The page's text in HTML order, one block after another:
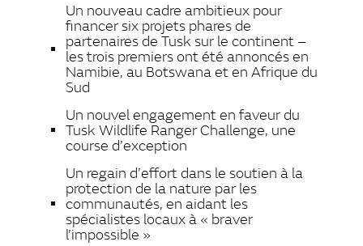
Un nouveau cadre ambitieux pour
financer six projets phares de
partenaires de Tusk sur le continent –
les trois premiers ont été annoncés en
Namibie, au Botswana et en Afrique du
Sud
Un nouvel engagement en faveur du
Tusk Wildlife Ranger Challenge, une
course d’exception
Un regain d’effort dans le soutien à la
protection de la nature par les
communautés, en aidant les
spécialistes locaux à « braver
l’impossible »